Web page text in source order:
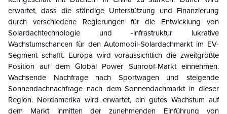
erwartet, dass die ständige Unterstützung und Finanzierung
durch verschiedene Regierungen für die Entwicklung von
Solardachtechnologie und -infrastruktur lukrative
Wachstumschancen für den Automobil-Solardachmarkt im EV-
Segment schafft. Europa wird voraussichtlich die zweitgrößte
Position auf dem Global Power Sunroof-Markt einnehmen.
Wachsende Nachfrage nach Sportwagen und steigende
Sonnendachnachfrage nach dem Sonnendachmarkt in dieser
Region. Nordamerika wird erwartet, ein gutes Wachstum auf
dem Markt inmitten der zunehmenden Einführung von